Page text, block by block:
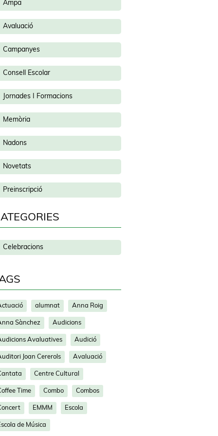
Ampa
Avaluació
Campanyes
Consell Escolar
Jornades I Formacions
Memòria
Nadons
Novetats
Preinscripció
Celebracions
alumnat Anna Roig
Sànchez Audicions
Avaluatives Audició
Joan Cererols Avaluació
Centre Cultural
Time Combo Combos
EMMM Escola
de Música